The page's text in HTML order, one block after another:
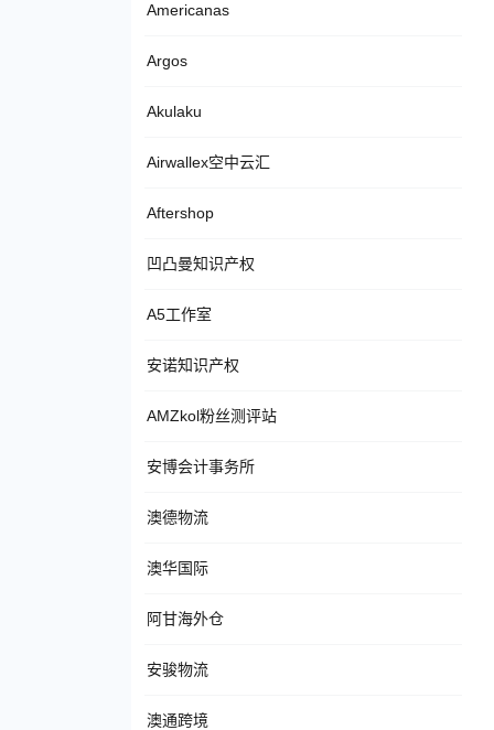
Americanas
Argos
Akulaku
Airwallex空中云汇
Aftershop
凹凸曼知识产权
A5工作室
安诺知识产权
AMZkol粉丝测评站
安博会计事务所
澳德物流
澳华国际
阿甘海外仓
安骏物流
澳通跨境